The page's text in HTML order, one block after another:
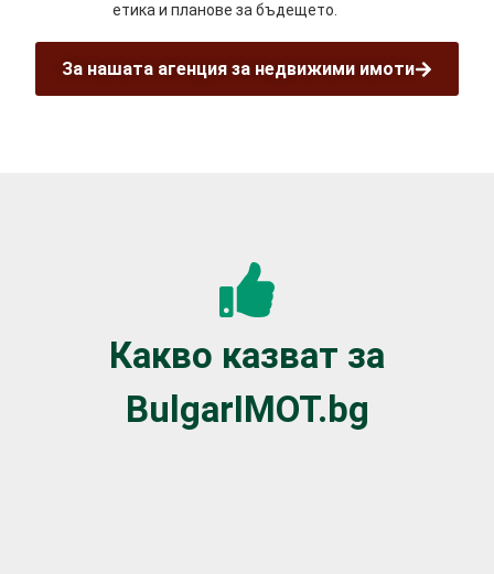
етика и планове за бъдещето.
За нашата агенция за недвижими имоти
Какво казват за
BulgarIMOT.bg